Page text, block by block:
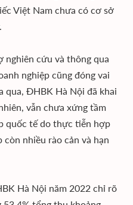
Việt Nam chưa có cơ sở
cứu và thông qua
nghiệp cũng đóng vai
qua, ĐHBK Hà Nội đã khai
vẫn chưa xứng tầm
quốc tế do thực tiễn hợp
nhiều rào cản và hạn
Hà Nội năm 2022 chỉ rõ